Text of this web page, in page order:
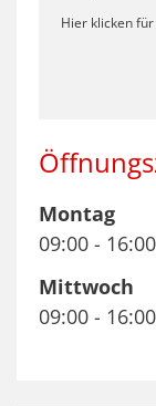
Hier klicken
Montag
09:00 - 16:00
Mittwoch
09:00 - 16:00